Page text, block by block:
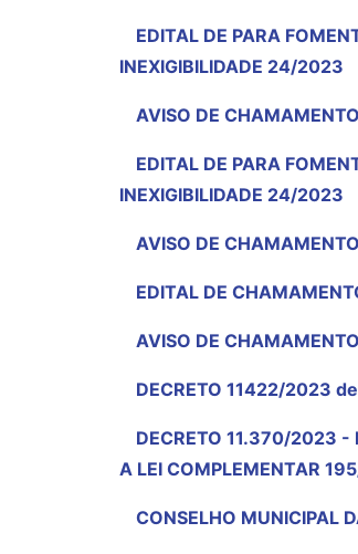
EDITAL DE PARA
INEXIGIBILIDADE 24/2023
AVISO DE
EDITAL DE PARA
INEXIGIBILIDADE 24/2023
AVISO DE
EDITAL DE
AVISO DE
DECRETO 11422/2023
DECRETO 11.370/2023 -
A LEI COMPLEMENTAR
CONSELHO MUNICIPAL